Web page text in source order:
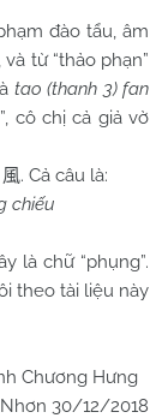
đào tẩu, âm
, và từ “thảo phạn”
tao (thanh 3) fan
cô chị cả giả vờ
風. Cả câu là:
chiếu
là chữ “phụng”.
theo tài liệu này
Hưng
2018